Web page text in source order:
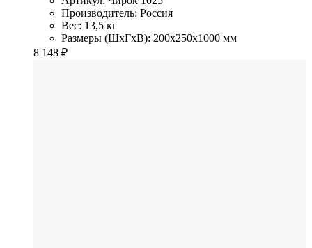
Производитель: Россия
Вес: 13,5 кг
Размеры (ШхГхВ): 200x250x1000 мм
8 148 ₽